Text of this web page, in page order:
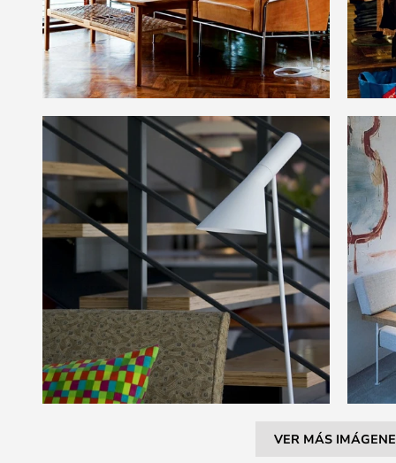
VER MÁS